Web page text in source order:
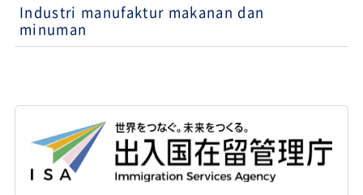
Industri manufaktur makanan dan
minuman